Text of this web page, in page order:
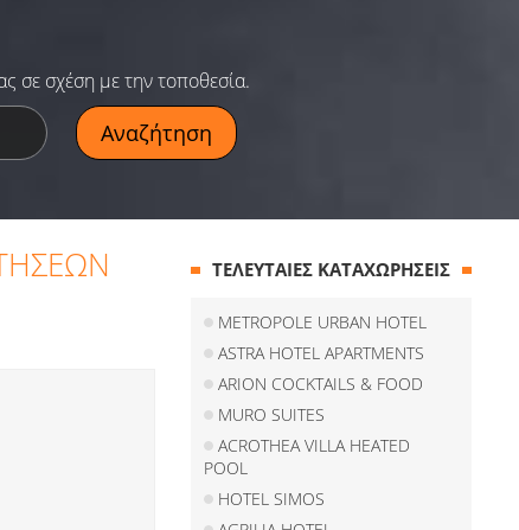
σε σχέση με την τοποθεσία.
ΤΕΛΕΥΤΑΙΕΣ ΚΑΤΑΧΩΡΗΣΕΙΣ
METROPOLE URBAN HOTEL
ASTRA HOTEL APARTMENTS
ARION COCKTAILS & FOOD
MURO SUITES
ACROTHEA VILLA HEATED
POOL
HOTEL SIMOS